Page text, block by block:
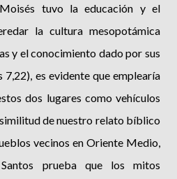
tuvo la educación y el
la cultura mesopotámica
y el conocimiento dado por sus
es evidente que emplearía
dos lugares como vehículos
de nuestro relato bíblico
vecinos en Oriente Medio,
prueba que los mitos